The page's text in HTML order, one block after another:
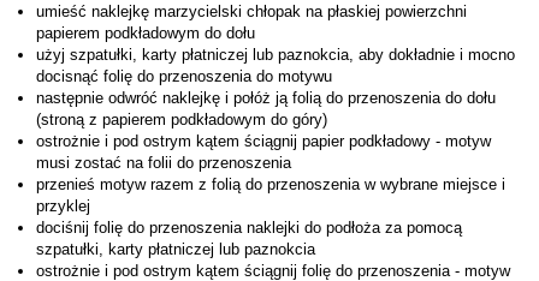
umieść naklejkę marzycielski chłopak na płaskiej powierzchni
papierem podkładowym do dołu
użyj szpatułki, karty płatniczej lub paznokcia, aby dokładnie i mocno
docisnąć folię do przenoszenia do motywu
następnie odwróć naklejkę i połóż ją folią do przenoszenia do dołu
(stroną z papierem podkładowym do góry)
ostrożnie i pod ostrym kątem ściągnij papier podkładowy - motyw
musi zostać na folii do przenoszenia
przenieś motyw razem z folią do przenoszenia w wybrane miejsce i
przyklej
dociśnij folię do przenoszenia naklejki do podłoża za pomocą
szpatułki, karty płatniczej lub paznokcia
ostrożnie i pod ostrym kątem ściągnij folię do przenoszenia - motyw